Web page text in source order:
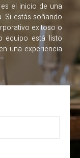
el inicio de una
Si estás soñando
exitoso o
equipo está listo
una experiencia